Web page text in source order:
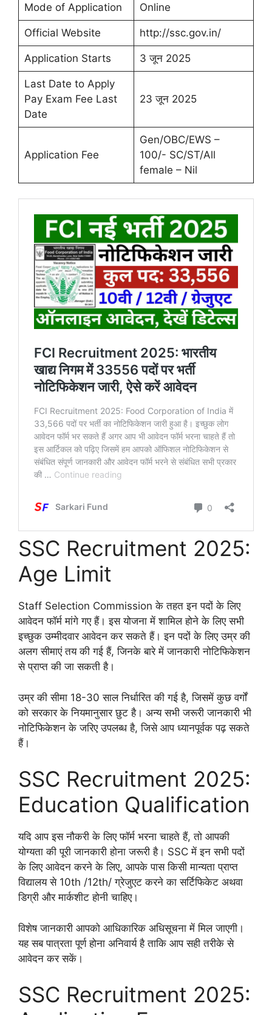
Mode of Application Online
Official Website http://ssc.gov.in/
Application Starts 3 जून 2025
Last Date to Apply
Pay Exam Fee Last
Date
23 जून 2025
Application Fee
Gen/OBC/EWS –
100/- SC/ST/All
female – Nil
SSC Recruitment 2025:
Age Limit
Staff Selection Commission के तहत इन पदों के लिए
आवेदन फॉर्म मांगे गए हैं। इस योजना में शामिल होने के लिए सभी
इच्छुक उम्मीदवार आवेदन कर सकते हैं। इन पदों के लिए उम्र की
अलग सीमाएं तय की गई हैं, जिनके बारे में जानकारी नोटिफिकेशन
से प्राप्त की जा सकती है।
उम्र की सीमा 18-30 साल निर्धारित की गई है, जिसमें कुछ वर्गों
को सरकार के नियमानुसार छुट है। अन्य सभी जरूरी जानकारी भी
नोटिफिकेशन के जरिए उपलब्ध है, जिसे आप ध्यानपूर्वक पढ़ सकते
हैं।
SSC Recruitment 2025:
Education Qualification
यदि आप इस नौकरी के लिए फॉर्म भरना चाहते हैं, तो आपकी
योग्यता की पूरी जानकारी होना जरूरी है। SSC में इन सभी पदों
के लिए आवेदन करने के लिए, आपके पास किसी मान्यता प्राप्त
विद्यालय से 10th /12th/ ग्रेजुएट करने का सर्टिफिकेट अथवा
डिग्री और मार्कशीट होनी चाहिए।
विशेष जानकारी आपको आधिकारिक अधिसूचना में मिल जाएगी।
यह सब पात्रता पूर्ण होना अनिवार्य है ताकि आप सही तरीके से
आवेदन कर सकें।
SSC Recruitment 2025: